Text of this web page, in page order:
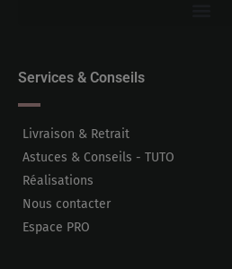
Services & Conseils
Livraison & Retrait
Astuces & Conseils - TUTO
Réalisations
Nous contacter
Espace PRO